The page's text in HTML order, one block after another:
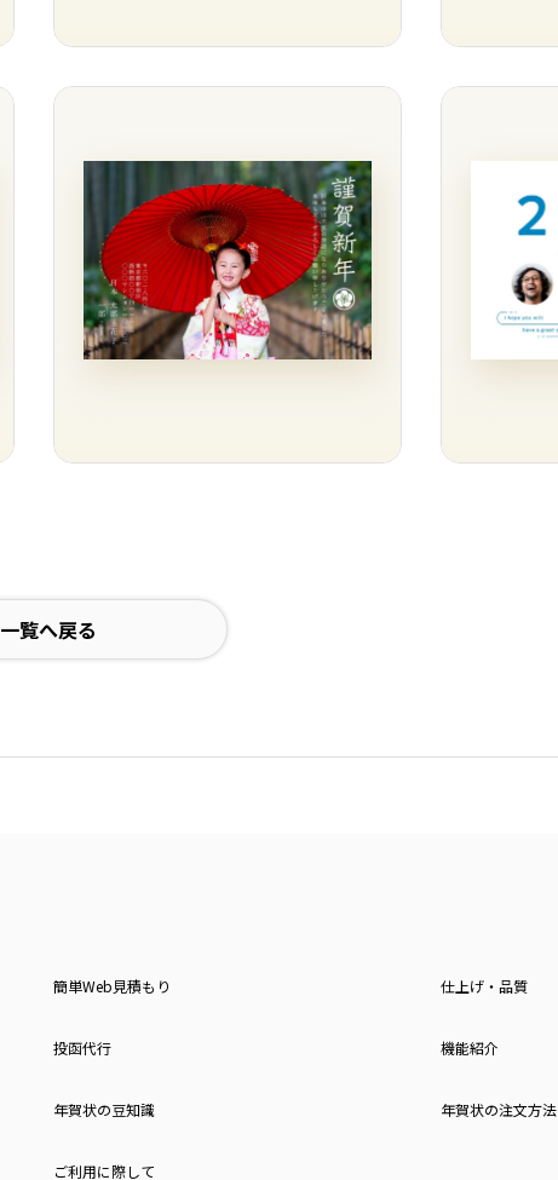
一覧へ戻る
簡単Web見積もり 仕上げ・品質
投函代行 機能紹介
年賀状の豆知識 年賀状の注文方法
ご利用に際して